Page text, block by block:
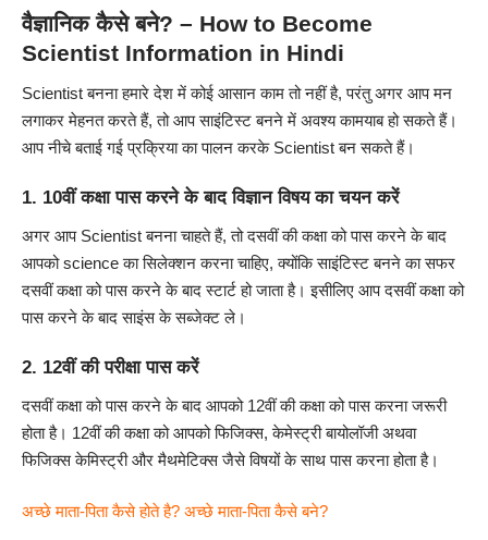
वैज्ञानिक कैसे बने? – How to Become
Scientist Information in Hindi
Scientist बनना हमारे देश में कोई आसान काम तो नहीं है, परंतु अगर आप मन
लगाकर मेहनत करते हैं, तो आप साइंटिस्ट बनने में अवश्य कामयाब हो सकते हैं।
आप नीचे बताई गई प्रक्रिया का पालन करके Scientist बन सकते हैं।
1. 10वीं कक्षा पास करने के बाद विज्ञान विषय का चयन करें
अगर आप Scientist बनना चाहते हैं, तो दसवीं की कक्षा को पास करने के बाद
आपकोscienceका सिलेक्शन करना चाहिए, क्योंकि साइंटिस्ट बनने का सफर
दसवीं कक्षा को पास करने के बाद स्टार्ट हो जाता है। इसीलिए आप दसवीं कक्षा को
पास करने के बाद साइंस के सब्जेक्ट ले।
2. 12वीं की परीक्षा पास करें
दसवीं कक्षा को पास करने के बाद आपको 12वीं की कक्षा को पास करना जरूरी
होता है। 12वीं की कक्षा को आपको फिजिक्स, केमेस्ट्री बायोलॉजी अथवा
फिजिक्स केमिस्ट्री और मैथमेटिक्स जैसे विषयों के साथ पास करना होता है।
अच्छे माता-पिता कैसे होते है? अच्छे माता-पिता कैसे बने?